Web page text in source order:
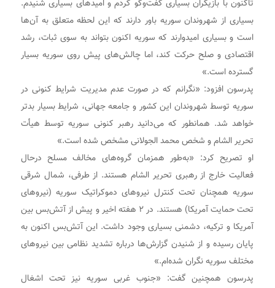
تاکنون با بازیگران بسیاری گفت‌وگو کردم و امیدهای بسیاری شنیدم.
بسیاری از شهروندان سوریه باور دارند که این لحظه متعلق به‌ آن‌ها
است و بسیاری امیدوارند که سوریه اکنون بتواند به سوی ثبات، رشد
اقتصادی و صلح حرکت کند، اما چالش‌های پیش روی سوریه بسیار
گسترده است.»
پدرسون افزود: «نگرانم که در صورت عدم مدیریت شرایط کنونی در
سوریه توسط شهروندان این کشور و جامعه جهانی، شرایط بسیار بدتر
خواهد شد. همانطور که می‌دانید رهبر کنونی سوریه توسط هیأت
تحریر الشام و شخص محمد الجولانی مشخص شده است.»
او تصریح کرد: «به‌طور همزمان گروه‌های مخالف مسلح درحال
فعالیت خارج از رهبری تحریر الشام هستند. از طرفی، شمال شرقی
سوریه همچنان تحت کنترل نیروهای دموکراتیک سوریه (نیروهای
تحت حمایت آمریکا) هستند. در ۲ هفته اخیر و پیش از آتش‌بس بین
آمریکا و ترکیه، دشمنی بسیاری وجود داشت. این آتش‌بس اکنون به
پایان رسیده و از شنیدن گزارش‌ها درباره تشدید نظامی بین نیروهای
مختلف سوریه نگران شده‌ام.»
پدرسون همچنین گفت: «جنوب غربی سوریه نیز تحت اشغال